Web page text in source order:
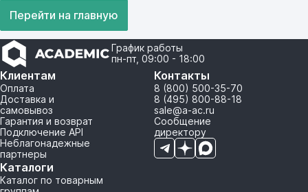
Перейти на главную
График работы
пн-пт, 09:00 - 18:00
Клиентам
Оплата
Доставка и
самовывоз
Гарантия и возврат
Подключение API
Неблагонадежные
партнеры
Каталоги
Каталог по товарным
Контакты
8 (800) 500-35-70
8 (495) 800-88-18
sale@a-ac.ru
Сообщение
директору